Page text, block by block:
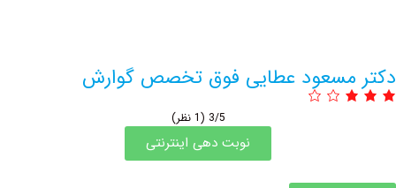
عطایی فوق تخصص گوارش
نوبت دهی اینترنتی